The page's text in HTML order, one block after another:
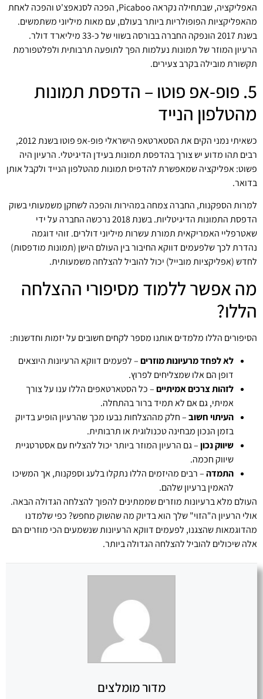
האפליקציה, שבתחילה נקראה Picaboo, הפכה לסנאפצ'ט והפכה לאחת
מהאפליקציות הפופולריות ביותר בעולם, עם מאות מיליוני משתמשים.
בשנת 2017 הונפקה החברה בבורסה בשווי של כ-33 מיליארד דולר.
הרעיון המוזר של תמונות נעלמות הפך לתופעה תרבותית ולפלטפורמת
תקשורת מובילה בקרב צעירים.
5. פופ-אפ פוטו – הדפסת תמונות
מהטלפון הנייד
כשאיתי נמני הקים את הסטארטאפ הישראלי פופ-אפ פוטו בשנת 2012,
רבים תהו מדוע יש צורך בהדפסת תמונות בעידן הדיגיטלי. הרעיון היה
פשוט: אפליקציה שמאפשרת להדפיס תמונות מהטלפון הנייד ולקבל אותן
בדואר.
למרות הספקנות, החברה צמחה במהירות והפכה לשחקן משמעותי בשוק
הדפסת התמונות הדיגיטליות. בשנת 2018 נרכשה החברה על ידי
שאטרפליי האמריקאית תמורת עשרות מיליוני דולרים. זוהי דוגמה
נהדרת לכך שלפעמים דווקא החיבור בין העולם הישן (תמונות מודפסות)
לחדש (אפליקציות מובייל) יכול להוביל להצלחה משמעותית.
מה אפשר ללמוד מסיפורי ההצלחה
הללו?
הסיפורים הללו מלמדים אותנו מספר לקחים חשובים על יזמות וחדשנות:
לא לפחד מרעיונות מוזרים– לפעמים דווקא הרעיונות היוצאים
דופן הם אלו שמצליחים לפרוץ.
לזהות צרכים אמיתיים– כל הסטארטאפים הללו ענו על צורך
אמיתי, גם אם לא תמיד ברור בהתחלה.
העיתוי חשוב– חלק מההצלחות נבעו מכך שהרעיון הופיע בדיוק
בזמן הנכון מבחינה טכנולוגית או תרבותית.
שיווק נכון– גם הרעיון המוזר ביותר יכול להצליח עם אסטרטגיית
שיווק חכמה.
התמדה– רבים מהיזמים הללו נתקלו בלעג וספקנות, אך המשיכו
להאמין ברעיון שלהם.
העולם מלא ברעיונות מוזרים שממתינים להפוך להצלחה הגדולה הבאה.
אולי הרעיון ה"הזוי" שלך הוא בדיוק מה שהשוק מחפש? כפי שלמדנו
מהדוגמאות שהצגנו, לפעמים דווקא הרעיונות שנשמעים הכי מוזרים הם
אלה שיכולים להוביל להצלחה הגדולה ביותר.
מדור מומלצים